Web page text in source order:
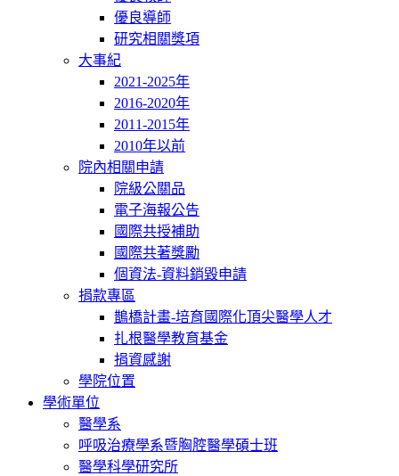
優良導師
研究相關獎項
大事紀
2021-2025年
2016-2020年
2011-2015年
2010年以前
院內相關申請
院級公關品
電子海報公告
國際共授補助
國際共著獎勵
個資法-資料銷毀申請
捐款專區
鵲橋計畫-培育國際化頂尖醫學人才
扎根醫學教育基金
捐資感謝
學院位置
學術單位
醫學系
呼吸治療學系暨胸腔醫學碩士班
醫學科學研究所